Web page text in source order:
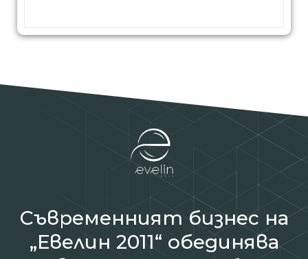
Съвременният бизнес на
„Евелин 2011“ обединява